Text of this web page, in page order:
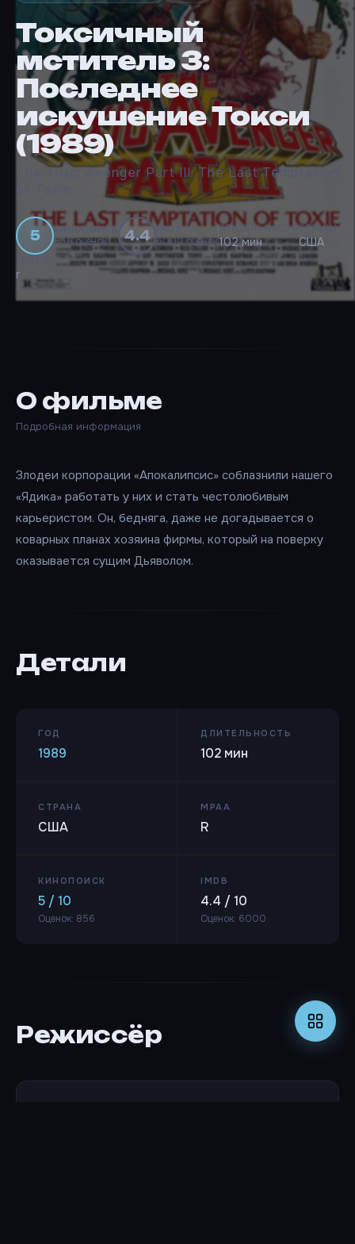
Токсичный
мститель 3:
Последнее
искушение Токси
(1989)
The Toxic Avenger Part III: The Last Temptation
of Toxie
5 КИНОПОИСК
856 оценок 4.4 IMDB
6000 оценок
ДЛИТЕЛЬНОСТЬ
102 мин
СТРАНЫ
США
РЕЙТИНГ
r
О фильме
Подробная информация
Злодеи корпорации «Апокалипсис» соблазнили нашего
«Ядика» работать у них и стать честолюбивым
карьеристом. Он, бедняга, даже не догадывается о
коварных планах хозяина фирмы, который на поверку
оказывается сущим Дьяволом.
Детали
ГОД
1989
ДЛИТЕЛЬНОСТЬ
102 мин
СТРАНА
США
MPAA
R
КИНОПОИСК
5 / 10
Оценок: 856
IMDB
4.4 / 10
Оценок: 6000
Режиссёр